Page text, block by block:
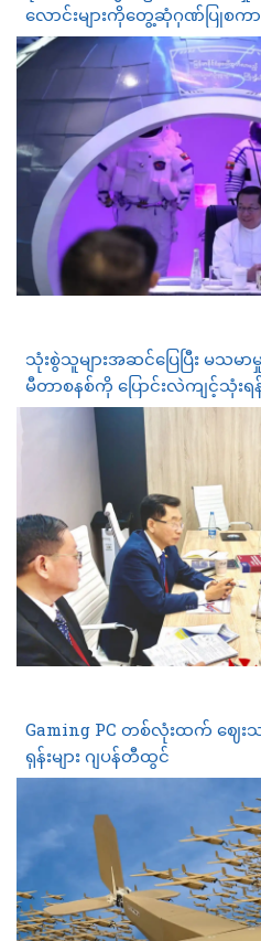
လောင်းများကိုတွေ့ဆုံဂုဏ်ပြုစကား
သုံးစွဲသူများအဆင်ပြေပြီး မသမ
မီတာစနစ်ကို ပြောင်းလဲကျင့်သုံးရ
ဝန်ကြီးဌာန စီစဉ်နေ
Gaming PC တစ်လုံးထက် ဈေး
ရုန်းများ ဂျပန်တီထွင်